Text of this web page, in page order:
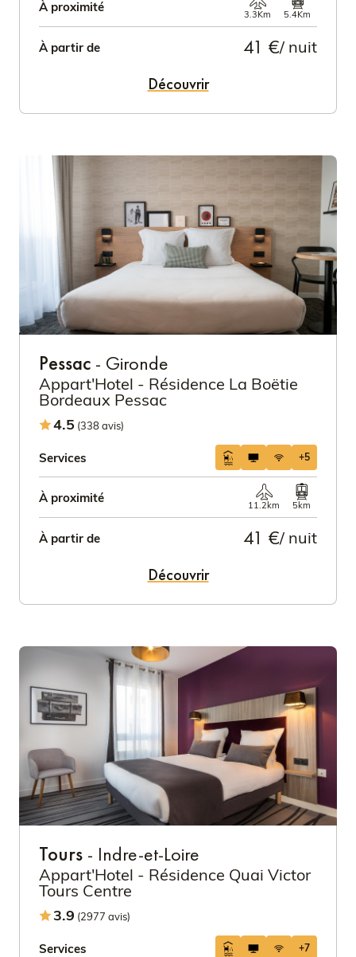
À proximité
3.3Km 5.4Km
À partir de 41 €/ nuit
Découvrir
Pessac - Gironde
Appart'Hotel - Résidence La Boëtie
Bordeaux Pessac
4.5 (338 avis)
Services +5
À proximité
11.2km 5km
À partir de 41 €/ nuit
Découvrir
Tours - Indre-et-Loire
Appart'Hotel - Résidence Quai Victor
Tours Centre
3.9 (2977 avis)
Services +7